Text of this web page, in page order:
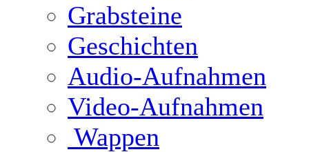
Grabsteine
Geschichten
Audio-Aufnahmen
Video-Aufnahmen
Wappen